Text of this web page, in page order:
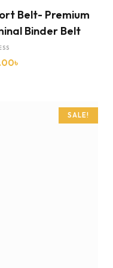
Belt- Premium
Binder Belt
৳
SALE!